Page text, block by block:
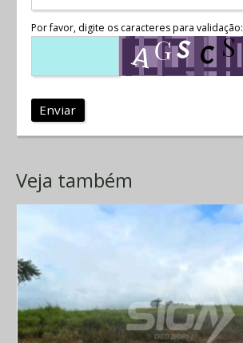
Por favor, digite os caracteres para validação:
Enviar
Veja também